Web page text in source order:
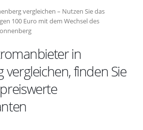
vergleichen – Nutzen Sie das
100 Euro mit dem Wechsel des
in
finden Sie